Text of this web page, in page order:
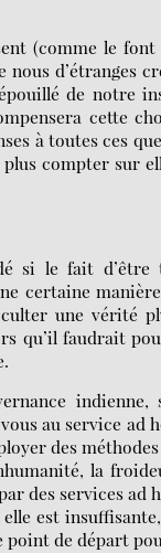
(comme le
d’étranges
de notre
cette
à toutes ces
compter sur
si le fait
certaine
une vérité
qu’il faudrait
indienne,
au service ad
des
la
des services ad
est
de départ